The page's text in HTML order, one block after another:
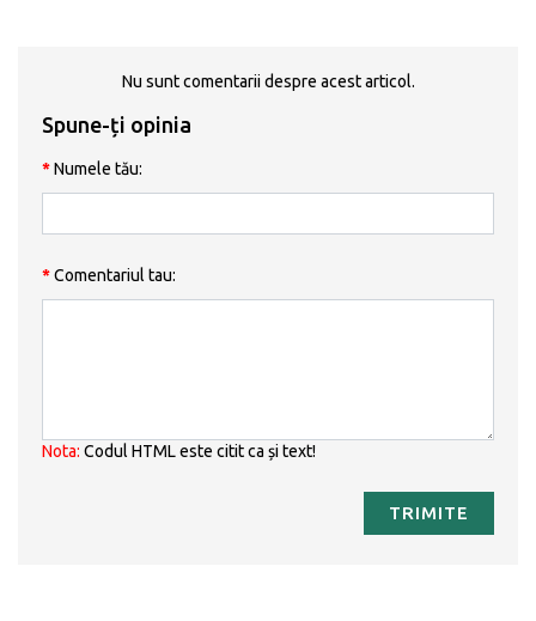
Nu sunt comentarii despre acest articol.
Spune-ți opinia
Numele tău:
Comentariul tau:
Nota: Codul HTML este citit ca și text!
TRIMITE